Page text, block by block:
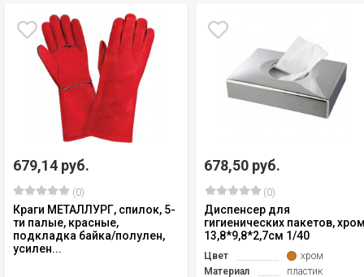
679,14 руб.
(0)
Краги МЕТАЛЛУРГ, спилок, 5-
ти палые, красные,
подкладка байка/полулен,
усилен...
678,50 руб.
(0)
Диспенсер для
гигиенических пакетов,
13,8*9,8*2,7см 1/40
Цвет
хром
Материал
пластик